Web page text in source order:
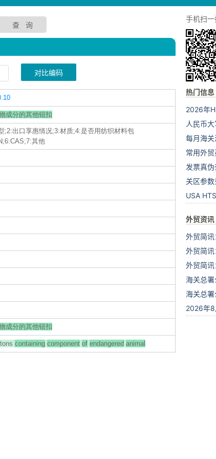
对比编码
成分的其他钮扣
;2:出口享惠情况;3:材质;4:是否用纺织材料包
其他
成分的其他钮扣
containing component of endangered animal
手机扫
热门信息
2026年
人民币
每月海
常用外
发票真
关区参
USA
外贸资讯